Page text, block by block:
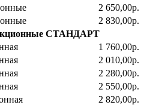
2 650,00р.
2 830,00р.
СТАНДАРТ
1 760,00р.
2 010,00р.
2 280,00р.
2 550,00р.
2 820,00р.